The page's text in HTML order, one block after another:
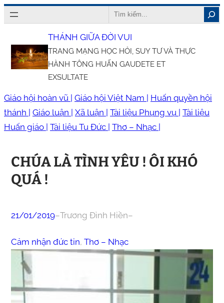
Chuyển
đến
nội
dung
Search
THÁNH GIỮA ĐỜI VUI
TRANG MẠNG HỌC HỎI, SUY TƯ VÀ THỰC
HÀNH TÔNG HUẤN GAUDETE ET
EXSULTATE
Giáo hội hoàn vũ | Giáo hội Việt Nam | Huấn quyền hội
thánh | Giáo luận | Xã luận | Tài liệu Phụng vụ | Tài liệu
Huấn giáo | Tài liệu Tu Đức | Thơ – Nhạc |
CHÚA LÀ TÌNH YÊU ! ÔI KHÓ
QUÁ !
21/01/2019–Trương Đình Hiền–
Cảm nhận đức tin, Thơ – Nhạc